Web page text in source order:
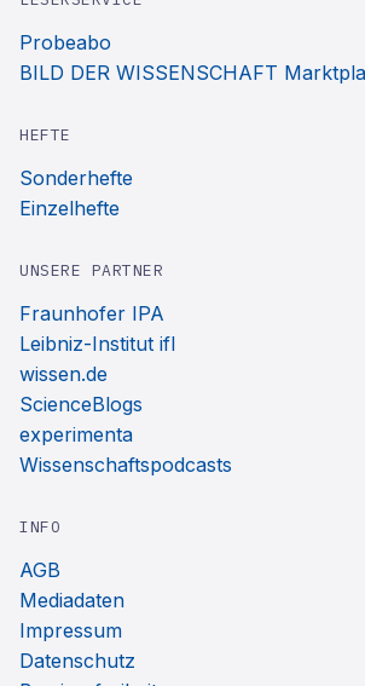
Probeabo
BILD DER WISSENSCHAFT
HEFTE
Sonderhefte
Einzelhefte
UNSERE PARTNER
Fraunhofer IPA
Leibniz-Institut ifl
wissen.de
ScienceBlogs
experimenta
Wissenschaftspodcasts
INFO
AGB
Mediadaten
Impressum
Datenschutz